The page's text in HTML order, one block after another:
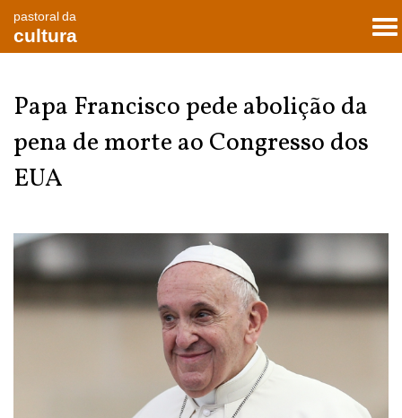
pastoral da
cultura
Papa Francisco pede abolição da
pena de morte ao Congresso dos
EUA